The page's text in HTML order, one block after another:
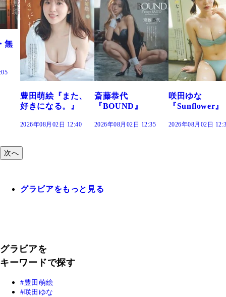
斎藤恭代
『BOUND』
2026年08月02日 12:35
咲田ゆな
『Sunflower』
2026年08月02日 12:30
藤水咲桜『花
だまり』
2026年08月02日
次へ
グラビアをもっと見る
グラビアを
キーワードで探す
豊田萌絵
咲田ゆな